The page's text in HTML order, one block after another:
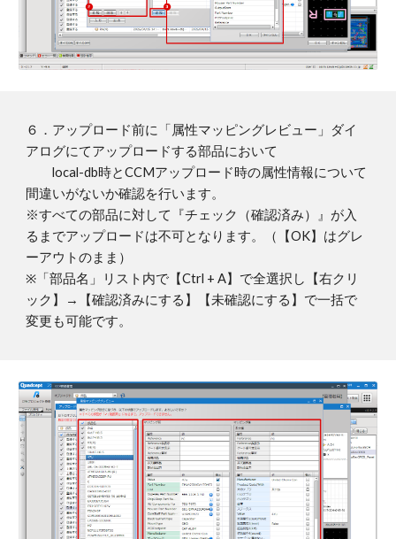
６．アップロード前に「属性マッピングレビュー」ダイ
アログにてアップロードする部品において
local-db時とCCMアップロード時の属性情報について
間違いがないか確認を行います。
※すべての部品に対して『チェック（確認済み）』が入
るまでアップロードは不可となります。（【OK】はグレ
ーアウトのまま）
※「部品名」リスト内で【Ctrl + A】で全選択し【右クリ
ック】→【確認済みにする】【未確認にする】で一括で
変更も可能です。